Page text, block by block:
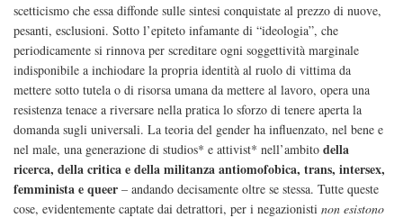
scetticismo che essa diffonde sulle sintesi conquistate al prezzo di nuove,
pesanti, esclusioni. Sotto l’epiteto infamante di “ideologia”, che
periodicamente si rinnova per screditare ogni soggettività marginale
indisponibile a inchiodare la propria identità al ruolo di vittima da
mettere sotto tutela o di risorsa umana da mettere al lavoro, opera una
resistenza tenace a riversare nella pratica lo sforzo di tenere aperta la
domanda sugli universali. La teoria del gender ha influenzato, nel bene e
nel male, una generazione di studios* e attivist* nell’ambito della
ricerca, della critica e della militanza antiomofobica, trans, intersex,
femminista e queer – andando decisamente oltre se stessa. Tutte queste
cose, evidentemente captate dai detrattori, per i negazionisti non esistono